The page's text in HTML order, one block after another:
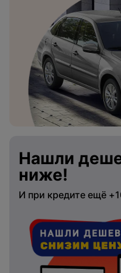
Нашли
ниже!
И при кредите ещё